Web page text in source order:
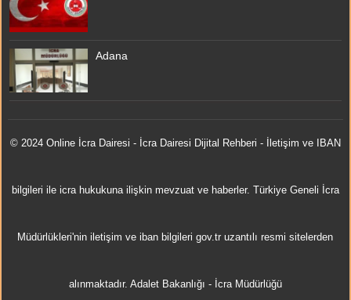
Adana
© 2024 Online İcra Dairesi - İcra Dairesi Dijital Rehberi - İletişim ve IBAN
bilgileri ile icra hukukuna ilişkin mevzuat ve haberler. Türkiye Geneli İcra
Müdürlükleri'nin iletişim ve iban bilgileri gov.tr uzantılı resmi sitelerden
alınmaktadır. Adalet Bakanlığı - İcra Müdürlüğü